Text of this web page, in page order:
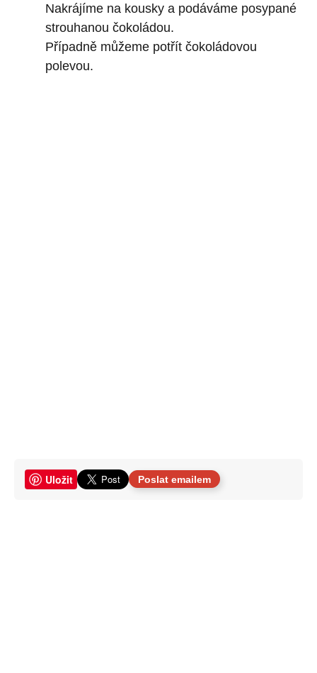
Nakrájíme na kousky a podáváme posypané
strouhanou čokoládou.
Případně můžeme potřít čokoládovou
polevou.
Uložit Poslat emailem